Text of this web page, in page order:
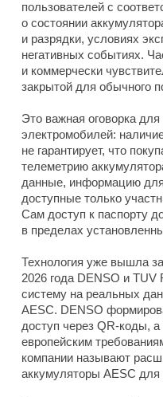
пользователей с
о состоянии
и разрядки, условиях
негативных событиях.
и коммерчески
закрытой для обычного
Это важная оговорка
электромобилей:
не гарантирует, что
телеметрию
данные, информацию для
доступные только
Сам доступ к паспорту
в пределах
Технология уже вышла
2026 года DENSO и TUV
систему на реальных
AESC. DENSO
доступ через QR-коды,
европейским
компании называют
аккумуляторы AESC для